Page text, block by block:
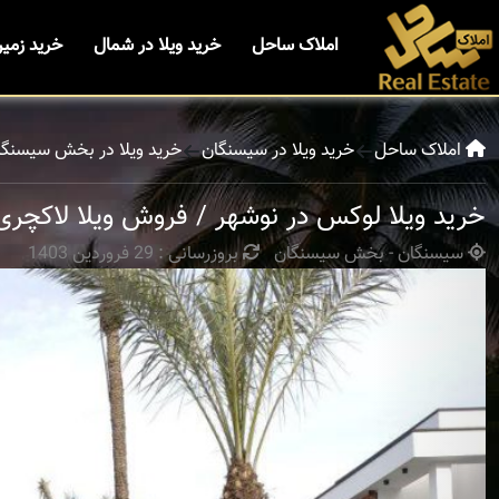
املاک ساحل خرید ویلا در شمال خرید
املاک ساحل خرید ویلا در سیسنگان خرید ویلا در بخش
خرید ویلا لوکس در نوشهر / فروش ویلا
سیسنگان - بخش سیسنگان بروزرسانی : 29 فروردین 1403